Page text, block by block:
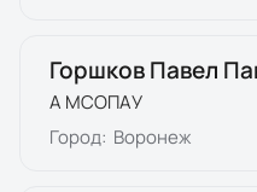
Горшков Павел
А МСОПАУ
Город: Воронеж